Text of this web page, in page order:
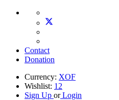
Contact
Donation
Currency: XOF
Wishlist: 12
Sign Up orLogin